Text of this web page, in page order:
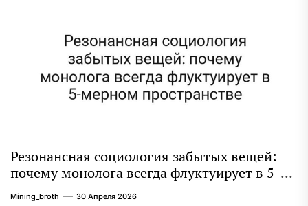
Резонансная социология забытых вещей:
почему монолога всегда флуктуирует в 5-
мерном пространстве
Mining_broth 30 Апреля 2026